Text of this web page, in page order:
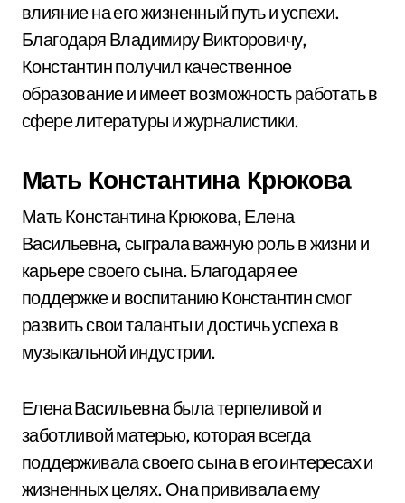
влияние на его жизненный путь и успехи.
Благодаря Владимиру Викторовичу,
Константин получил качественное
образование и имеет возможность работать в
сфере литературы и журналистики.
Мать Константина Крюкова
Мать Константина Крюкова, Елена
Васильевна, сыграла важную роль в жизни и
карьере своего сына. Благодаря ее
поддержке и воспитанию Константин смог
развить свои таланты и достичь успеха в
музыкальной индустрии.
Елена Васильевна была терпеливой и
заботливой матерью, которая всегда
поддерживала своего сына в его интересах и
жизненных целях. Она прививала ему